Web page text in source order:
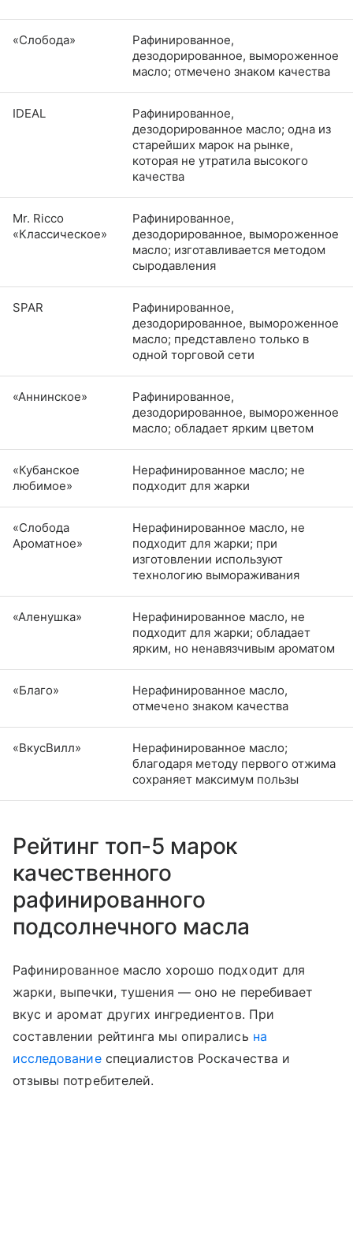
«Слобода»
Рафинированное,
дезодорированное, вымороженное
масло; отмечено знаком качества
IDEAL
Рафинированное,
дезодорированное масло; одна из
старейших марок на рынке,
которая не утратила высокого
качества
Mr. Ricco
«Классическое»
Рафинированное,
дезодорированное, вымороженное
масло; изготавливается методом
сыродавления
SPAR
Рафинированное,
дезодорированное, вымороженное
масло; представлено только в
одной торговой сети
«Аннинское»
Рафинированное,
дезодорированное, вымороженное
масло; обладает ярким цветом
«Кубанское
любимое»
Нерафинированное масло; не
подходит для жарки
«Слобода
Ароматное»
Нерафинированное масло, не
подходит для жарки; при
изготовлении используют
технологию вымораживания
«Аленушка»
Нерафинированное масло, не
подходит для жарки; обладает
ярким, но ненавязчивым ароматом
«Благо»
Нерафинированное масло,
отмечено знаком качества
«ВкусВилл»
Нерафинированное масло;
благодаря методу первого отжима
сохраняет максимум пользы
Рейтинг топ-5 марок
качественного
рафинированного
подсолнечного масла
Рафинированное масло хорошо подходит для
жарки, выпечки, тушения — оно не перебивает
вкус и аромат других ингредиентов. При
составлении рейтинга мы опирались на
исследованиеспециалистов Роскачества и
отзывы потребителей.